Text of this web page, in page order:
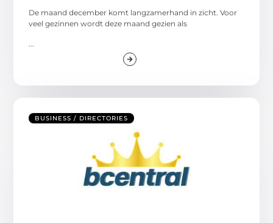
De maand december komt langzamerhand in zicht. Voor
veel gezinnen wordt deze maand gezien als
BUSINESS / DIRECTORIES